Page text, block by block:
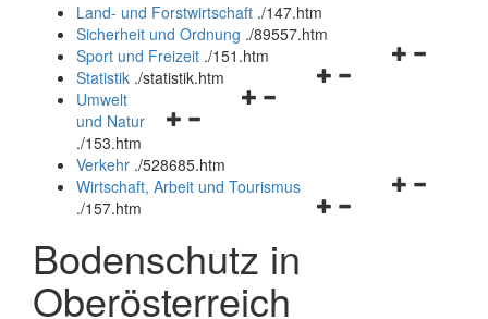
und
schließen
Land- und Forstwirtschaft ./147.htm
Sicherheit und Ordnung ./89557.htm
Navigationsmenü
Sport und Freizeit ./151.htm
Navigationsmenü
Statistik ./statistik.htm
Navigationsmenü
und
schließen
Umwelt
und Natur
./153.htm
Verkehr ./528685.htm
Navigationsmenü
Wirtschaft, Arbeit und Tourismus
./157.htm
Bodenschutz in
Oberösterreich